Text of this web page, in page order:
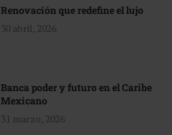
Renovación que redefine el lujo
30 abril, 2026
Banca poder y futuro en el Caribe
Mexicano
31 marzo, 2026